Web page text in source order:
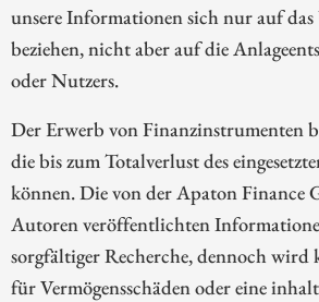
unsere Informationen sich nur auf
beziehen, nicht aber auf die
oder Nutzers.
Der Erwerb von Finanzinstrumenten
die bis zum Totalverlust des
können. Die von der Apaton Finance
Autoren veröffentlichten
sorgfältiger Recherche, dennoch
für Vermögensschäden oder eine